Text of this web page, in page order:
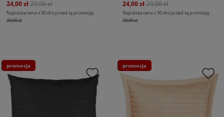
24,00 zł 29,00 zł
Najniższa cena z 30 dni przed tą promocją:
29,00 zł
24,00 zł 29,00 zł
Najniższa cena z 30 dni przed tą promocją:
29,00 zł
promocja promocja